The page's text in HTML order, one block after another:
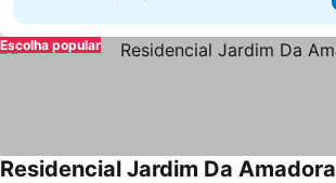
Escolha popular
Residencial Jardim Da Amadora